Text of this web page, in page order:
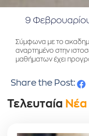
9
Σύμφωνα με το
αναρτημένο στην
μαθήματων έχει
Share the Post:
Τελευταία Νέα